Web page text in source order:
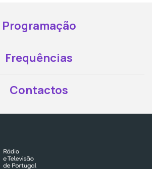
Programação
Frequências
Contactos